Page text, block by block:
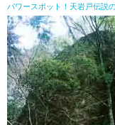
パワースポット！天岩戸伝説